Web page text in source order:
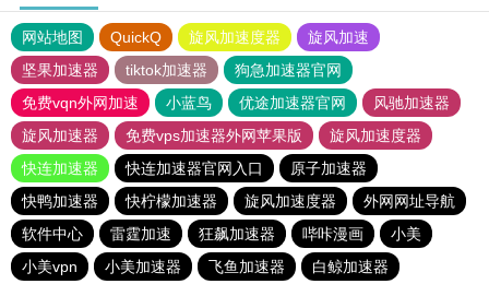
网站地图 QuickQ 旋风加速度器
旋风加速
坚果加速器
tiktok加速器
狗急加速器官网
免费vqn外网加速
小蓝鸟 优途加速器官网
风驰加速器
旋风加速器
免费vps加速器外网苹果版
旋风加速度器
快连加速器
快连加速器官网入口
原子加速器
快鸭加速器
快柠檬加速器 旋风加速度器
外网网址导航
软件中心
雷霆加速 狂飙加速器 哔咔漫画
小美
小美vpn
小美加速器 飞鱼加速器
白鲸加速器